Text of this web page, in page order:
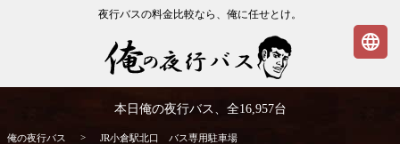
夜行バスの料金比較なら、俺に任せとけ。
本日俺の夜行バス、全16,957台
俺の夜行バス > JR小倉駅北口 バス専用駐車場
language